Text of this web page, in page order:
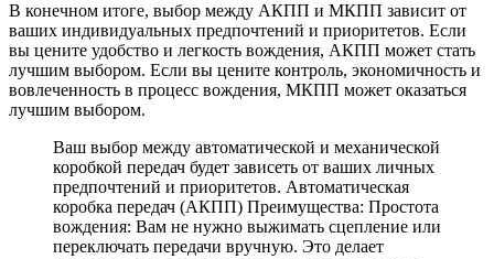
В конечном итоге, выбор между АКПП и МКПП зависит от
ваших индивидуальных предпочтений и приоритетов. Если
вы цените удобство и легкость вождения, АКПП может стать
лучшим выбором. Если вы цените контроль, экономичность и
вовлеченность в процесс вождения, МКПП может оказаться
лучшим выбором.
Ваш выбор между автоматической и механической
коробкой передач будет зависеть от ваших личных
предпочтений и приоритетов. Автоматическая
коробка передач (АКПП) Преимущества: Простота
вождения: Вам не нужно выжимать сцепление или
переключать передачи вручную. Это делает